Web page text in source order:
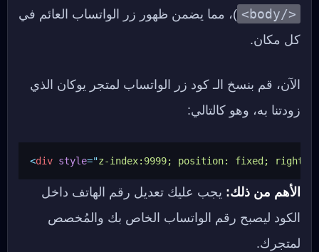
</body>
)، مما يضمن ظهور زر الواتساب العائم في
كل مكان.
الآن، قم بنسخ الـ كود زر الواتساب لمتجر يوكان الذي
زودتنا به، وهو كالتالي:
<div style="z-index:9999; position: fixed; right:
الأهم من ذلك: يجب عليك تعديل رقم الهاتف داخل
الكود ليصبح رقم الواتساب الخاص بك والمُخصص
لمتجرك.